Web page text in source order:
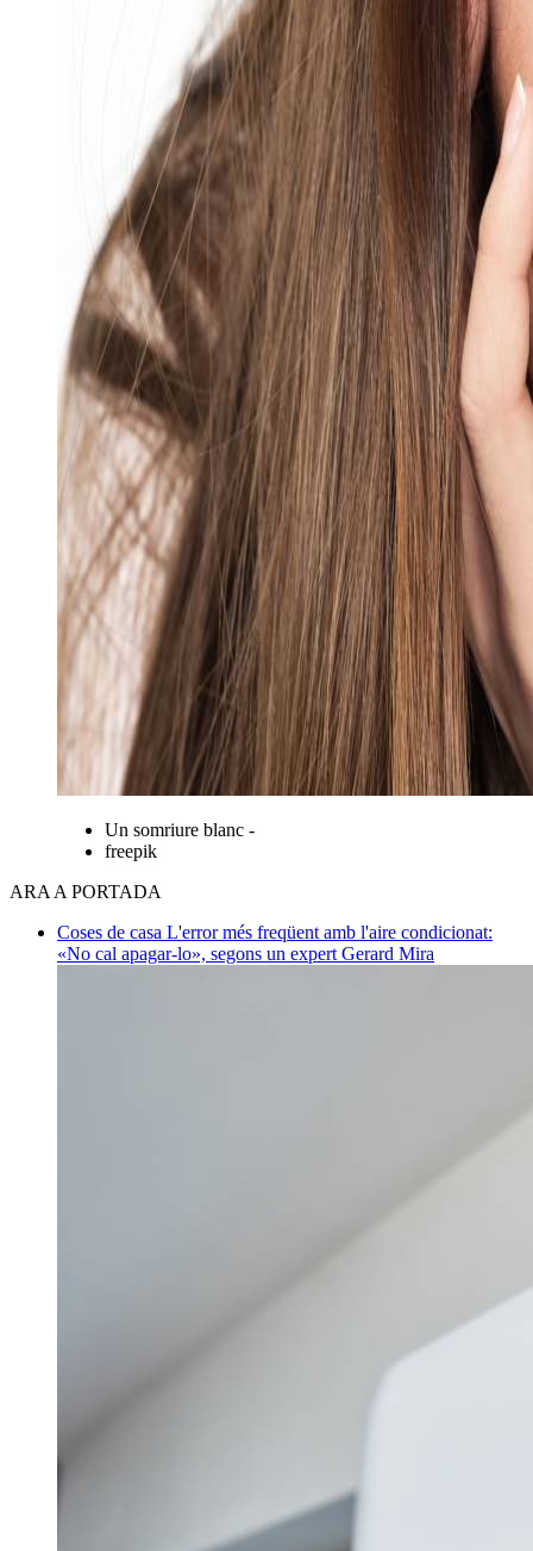
Un somriure blanc -
freepik
ARA A PORTADA
Coses de casa L'error més freqüent amb l'aire condicionat:
«No cal apagar-lo», segons un expert Gerard Mira